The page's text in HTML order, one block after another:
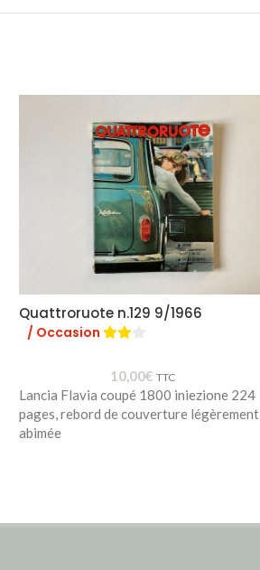
Quattroruote n.129 9/1966
/ Occasion
10,00€ TTC
Lancia Flavia coupé 1800 iniezione 224
pages, rebord de couverture légèrement
abimée